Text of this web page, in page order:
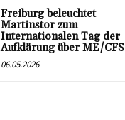
Freiburg beleuchtet
Martinstor zum
Internationalen Tag der
Aufklärung über ME/CFS
06.05.2026